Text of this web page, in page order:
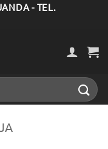
- TEL.